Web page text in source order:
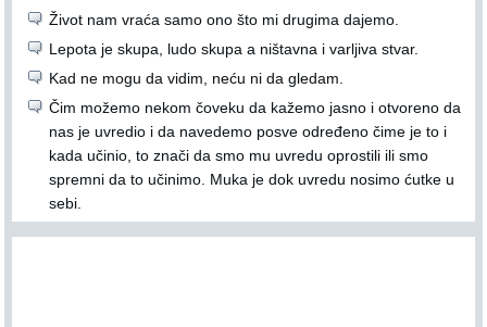
Život nam vraća samo ono što mi drugima dajemo.
Lepota je skupa, ludo skupa a ništavna i varljiva stvar.
Kad ne mogu da vidim, neću ni da gledam.
Čim možemo nekom čoveku da kažemo jasno i otvoreno da
nas je uvredio i da navedemo posve određeno čime je to i
kada učinio, to znači da smo mu uvredu oprostili ili smo
spremni da to učinimo. Muka je dok uvredu nosimo ćutke u
sebi.